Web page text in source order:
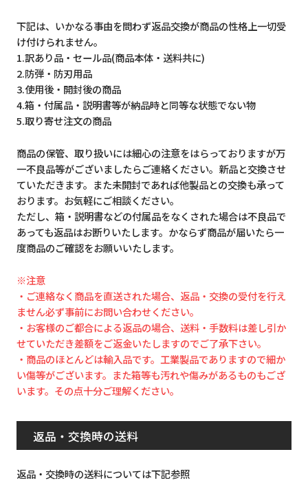
下記は、いかなる事由を問わず返品交換が商品の性格上一切受
け付けられません。
1.訳あり品・セール品(商品本体・送料共に)
2.防弾・防刃用品
3.使用後・開封後の商品
4.箱・付属品・説明書等が納品時と同等な状態でない物
5.取り寄せ注文の商品
商品の保管、取り扱いには細心の注意をはらっておりますが万
一不良品等がございましたらご連絡ください。新品と交換させ
ていただきます。また未開封であれば他製品との交換も承って
おります。お気軽にご相談ください。
ただし、箱・説明書などの付属品をなくされた場合は不良品で
あっても返品はお断りいたします。かならず商品が届いたら一
度商品のご確認をお願いいたします。
※注意
・ご連絡なく商品を直送された場合、返品・交換の受付を行え
ません必ず事前にお問い合わせください。
・お客様のご都合による返品の場合、送料・手数料は差し引か
せていただき差額をご返金いたしますのでご了承下さい。
・商品のほとんどは輸入品です。工業製品でありますので細か
い傷等がございます。また箱等も汚れや傷みがあるものもござ
います。その点十分ご理解ください。
返品・交換時の送料
返品・交換時の送料については下記参照